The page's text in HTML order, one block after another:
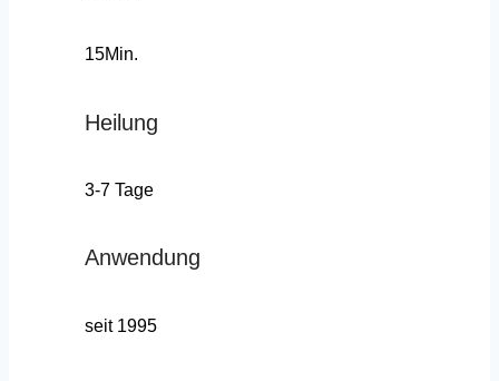
15Min.
Heilung
3-7 Tage
Anwendung
seit 1995